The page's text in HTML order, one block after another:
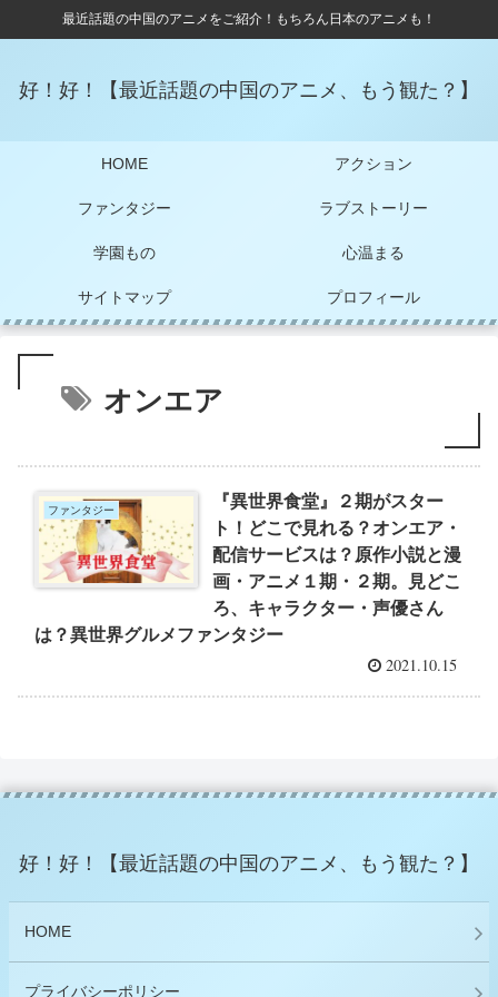
最近話題の中国のアニメをご紹介！もちろん日本のアニメも！
好！好！【最近話題の中国のアニメ、もう観た？】
HOME アクション
ファンタジー ラブストーリー
学園もの 心温まる
サイトマップ プロフィール
オンエア
ファンタジー
『異世界食堂』２期がスター
ト！どこで見れる？オンエア・
配信サービスは？原作小説と漫
画・アニメ１期・２期。見どこ
ろ、キャラクター・声優さん
は？異世界グルメファンタジー
2021.10.15
好！好！【最近話題の中国のアニメ、もう観た？】
HOME
プライバシーポリシー